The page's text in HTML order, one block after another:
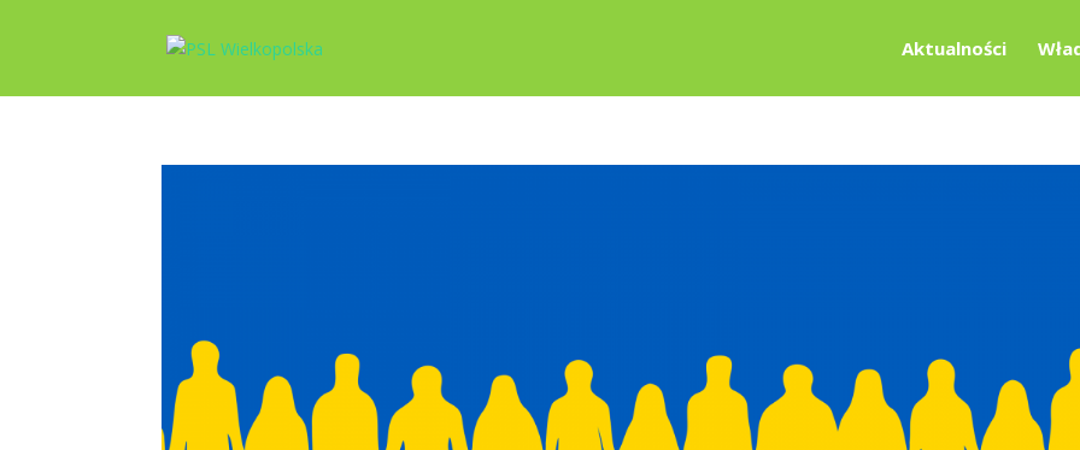
Aktualności